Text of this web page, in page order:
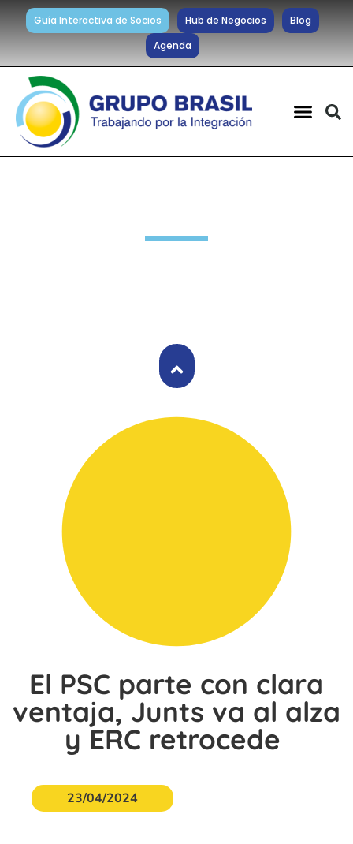
Guía Interactiva de Socios Hub de Negocios
Blog
Agenda
El PSC parte con clara
ventaja, Junts va al alza
y ERC retrocede
23/04/2024